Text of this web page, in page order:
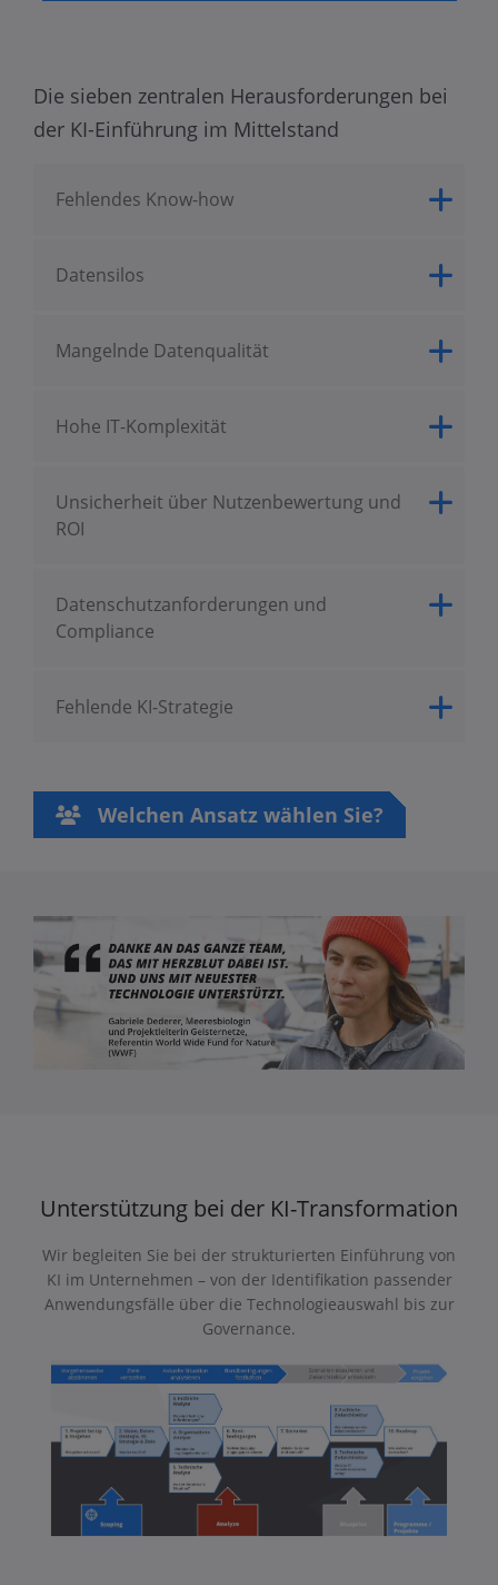
Die sieben zentralen Herausforderungen bei
der KI-Einführung im Mittelstand
Fehlendes Know-how
Datensilos
Mangelnde Datenqualität
Hohe IT-Komplexität
Unsicherheit über Nutzenbewertung und
ROI
Datenschutzanforderungen und
Compliance
Fehlende KI-Strategie
Welchen Ansatz wählen Sie?
Unterstützung bei der KI-Transformation
Wir begleiten Sie bei der strukturierten Einführung von
KI im Unternehmen – von der Identifikation passender
Anwendungsfälle über die Technologieauswahl bis zur
Governance.